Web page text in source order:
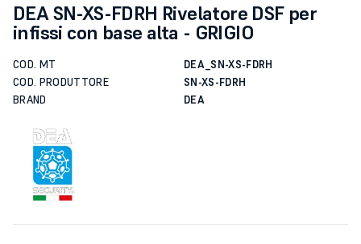
DEA SN-XS-FDRH Rivelatore DSF per
infissi con base alta - GRIGIO
COD. MT
DEA_SN-XS-FDRH
COD. PRODUTTORE
SN-XS-FDRH
BRAND
DEA